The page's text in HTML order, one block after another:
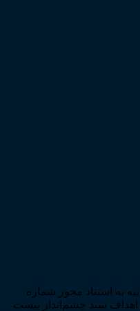
به استناد مجوز شماره
تحقق اهداف سند چشم‌انداز بیست